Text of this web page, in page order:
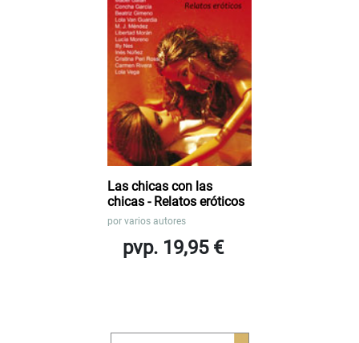
Las chicas con las
chicas - Relatos eróticos
por varios autores
pvp. 19,95 €